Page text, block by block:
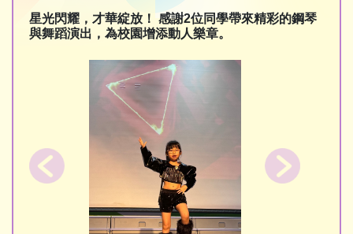
星光閃耀，才華綻放！ 感謝2位同學帶來精彩的鋼琴
與舞蹈演出，為校園增添動人樂章。